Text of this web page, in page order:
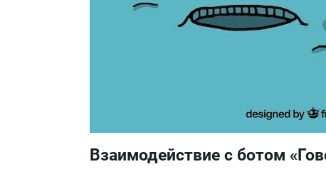
Взаимодействие с ботом